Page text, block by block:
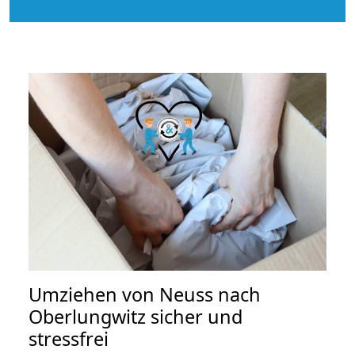
Umziehen von Neuss nach
Oberlungwitz sicher und
stressfrei